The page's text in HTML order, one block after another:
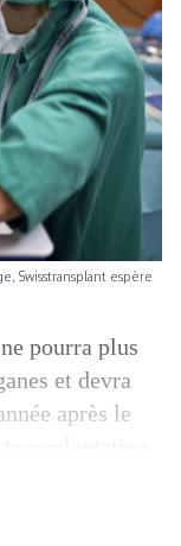
Swisstransplant espère
pourra plus
et devra
après le